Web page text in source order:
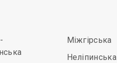
Міжгірська
Неліпинська